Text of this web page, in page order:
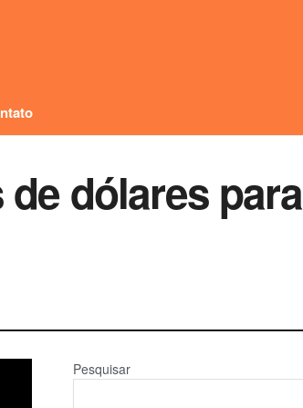
dólares para
Pesquisar